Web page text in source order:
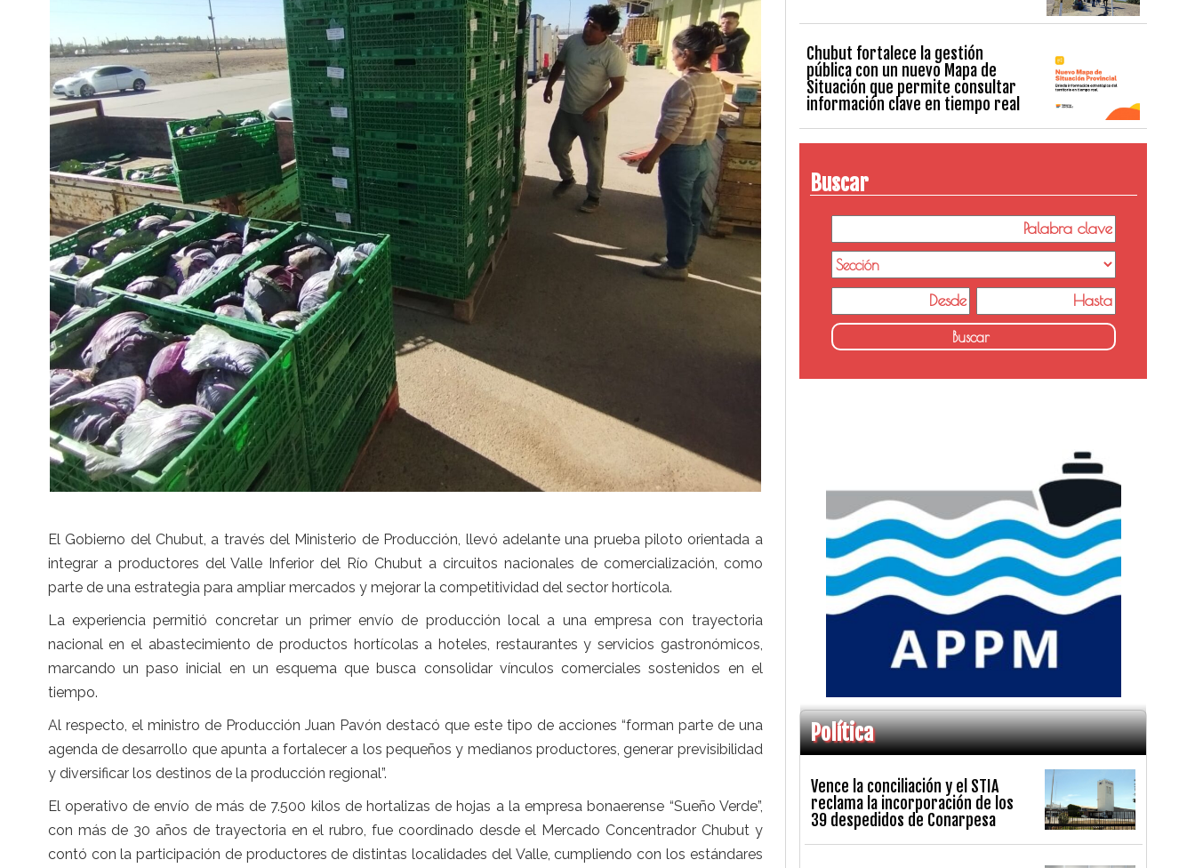
El Gobierno del Chubut, a través del Ministerio de Producción, llevó adelante una prueba piloto orientada a
integrar a productores del Valle Inferior del Río Chubut a circuitos nacionales de comercialización, como
parte de una estrategia para ampliar mercados y mejorar la competitividad del sector hortícola.
La experiencia permitió concretar un primer envío de producción local a una empresa con trayectoria
nacional en el abastecimiento de productos hortícolas a hoteles, restaurantes y servicios gastronómicos,
marcando un paso inicial en un esquema que busca consolidar vínculos comerciales sostenidos en el
tiempo.
Al respecto, el ministro de Producción Juan Pavón destacó que este tipo de acciones “forman parte de una
agenda de desarrollo que apunta a fortalecer a los pequeños y medianos productores, generar previsibilidad
y diversificar los destinos de la producción regional”.
El operativo de envío de más de 7.500 kilos de hortalizas de hojas a la empresa bonaerense “Sueño Verde”,
con más de 30 años de trayectoria en el rubro, fue coordinado desde el Mercado Concentrador Chubut y
contó con la participación de productores de distintas localidades del Valle, cumpliendo con los estándares
Chubut fortalece la gestión
pública con un nuevo Mapa de
Situación que permite consultar
información clave en tiempo real
Buscar
Política
Vence la conciliación y el STIA
reclama la incorporación de los
39 despedidos de Conarpesa